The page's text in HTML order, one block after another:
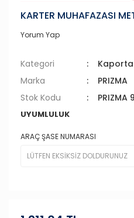
KARTER MUHAFAZASI
Yorum Yap
Kategori
Kaporta
Marka
PRIZMA
Stok Kodu
PRIZMA
UYUMLULUK
ARAÇ ŞASE NUMARASI